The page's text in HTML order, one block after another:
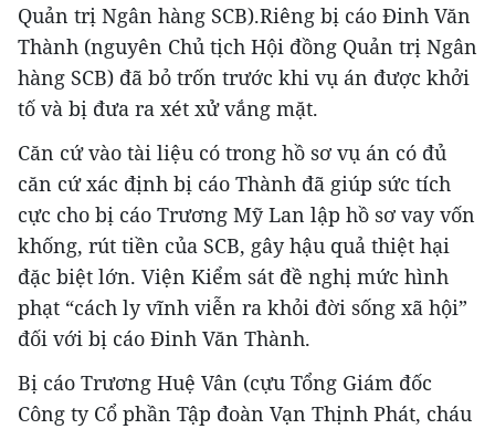
Quản trị Ngân hàng SCB).Riêng bị cáo Đinh Văn
Thành (nguyên Chủ tịch Hội đồng Quản trị Ngân
hàng SCB) đã bỏ trốn trước khi vụ án được khởi
tố và bị đưa ra xét xử vắng mặt.
Căn cứ vào tài liệu có trong hồ sơ vụ án có đủ
căn cứ xác định bị cáo Thành đã giúp sức tích
cực cho bị cáo Trương Mỹ Lan lập hồ sơ vay vốn
khống, rút tiền của SCB, gây hậu quả thiệt hại
đặc biệt lớn. Viện Kiểm sát đề nghị mức hình
phạt “cách ly vĩnh viễn ra khỏi đời sống xã hội”
đối với bị cáo Đinh Văn Thành.
Bị cáo Trương Huệ Vân (cựu Tổng Giám đốc
Công ty Cổ phần Tập đoàn Vạn Thịnh Phát, cháu